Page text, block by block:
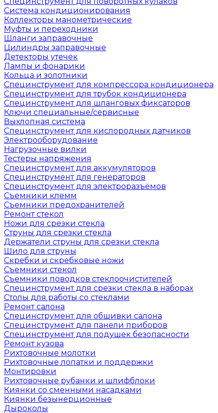
Система кондиционирования
Коллекторы манометрические
Муфты и переходники
Шланги заправочные
Цилиндры заправочные
Детекторы утечек
Лампы и фонарики
Кольца и золотники
Специнструмент для компрессора кондиционера
Специнструмент для трубок кондиционера
Специнструмент для шланговых фиксаторов
Ключи специальные/сервисные
Выхлопная система
Специнструмент для кислородных датчиков
Электрооборудование
Нагрузочные вилки
Тестеры напряжения
Специнструмент для аккумуляторов
Специнструмент для генераторов
Специнструмент для электроразъёмов
Съемники клемм
Съемники предохранителей
Ремонт стекол
Ножи для срезки стекла
Струны для срезки стекла
Держатели струны для срезки стекла
Шило для струны
Скребки и скребковые ножи
Съемники стекол
Съемники поводков стеклоочистителей
Специнструмент для срезки стекла в наборах
Столы для работы со стеклами
Ремонт салона
Специнструмент для обшивки салона
Специнструмент для панели приборов
Специнструмент для подушек безопасности
Ремонт кузова
Рихтовочные молотки
Рихтовочные лопатки и поддержки
Монтировки
Рихтовочные рубанки и шлифблоки
Киянки со сменными насадками
Киянки безынерционные
Дыроколы